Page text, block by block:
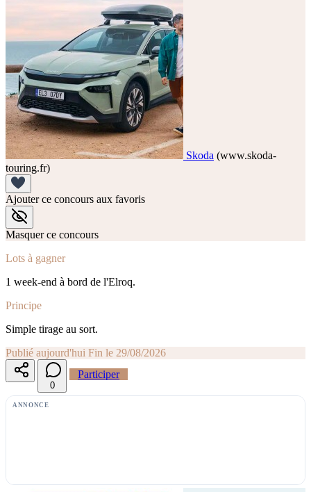
Skoda (www.skoda-
touring.fr)
Ajouter ce concours aux favoris
Masquer ce concours
Lots à gagner
1 week-end à bord de l'Elroq.
Principe
Simple tirage au sort.
Publié aujourd'hui Fin le 29/08/2026
0
Participer
ANNONCE